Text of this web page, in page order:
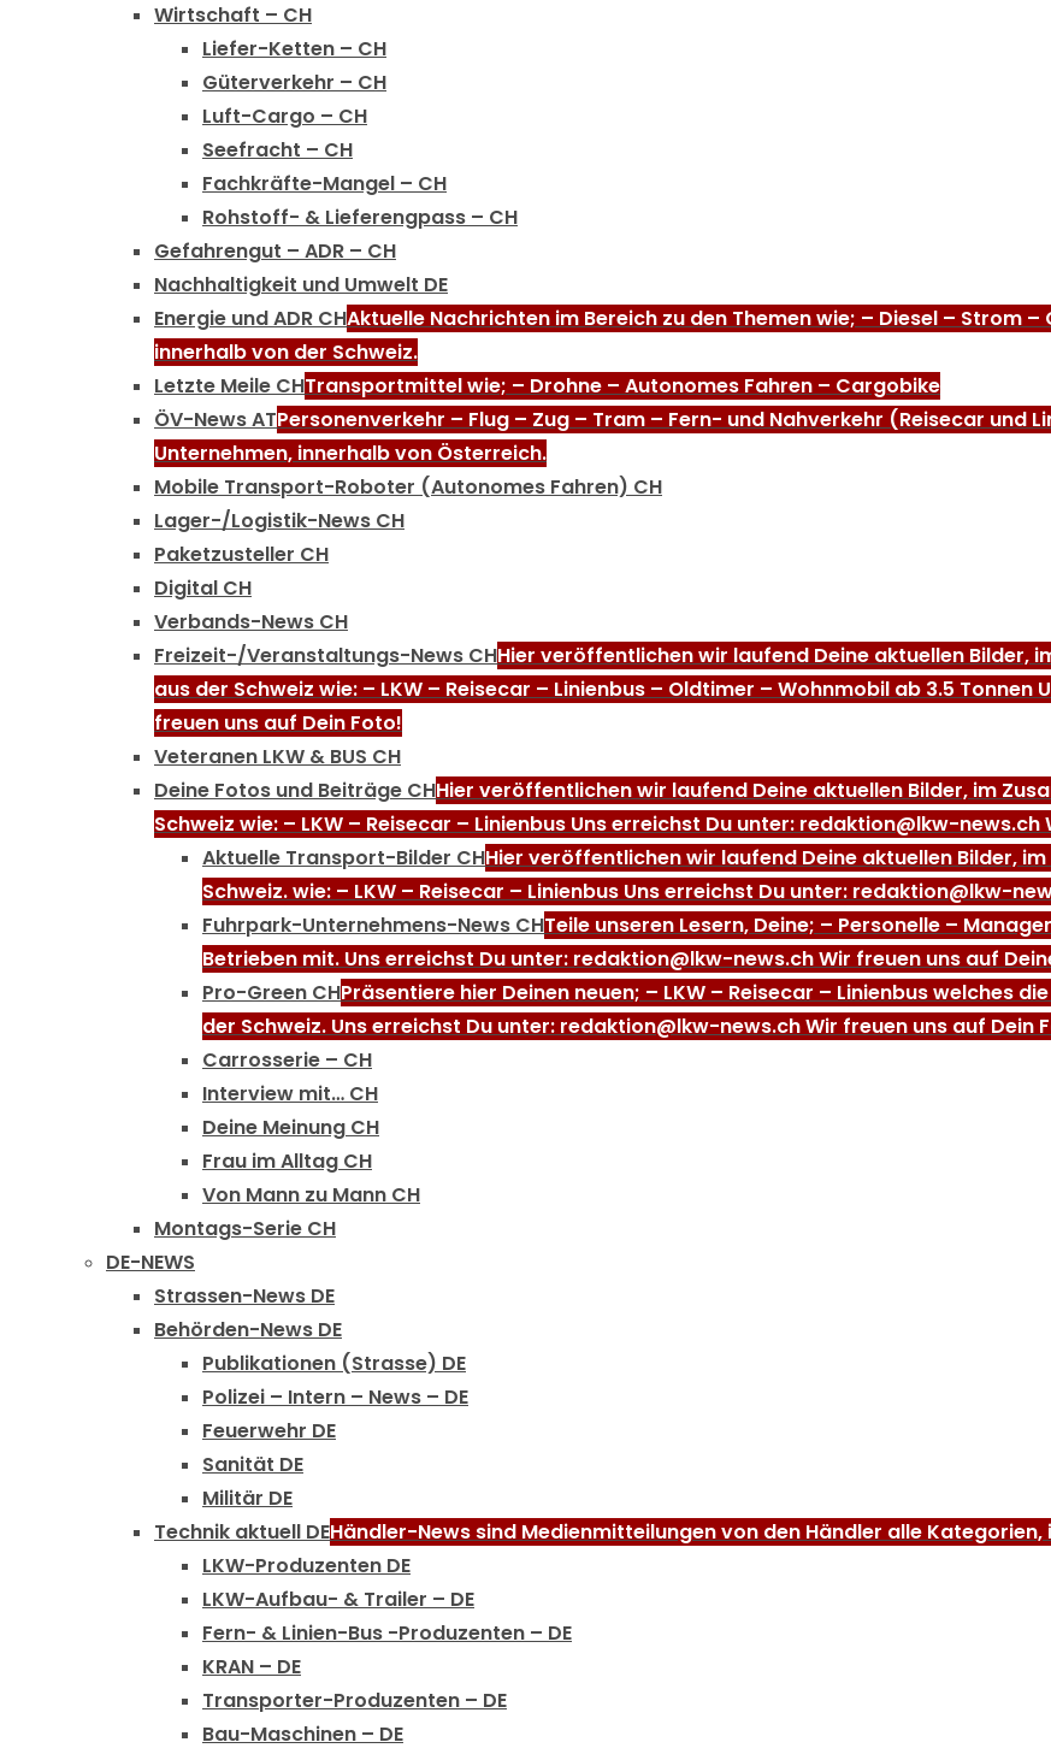
Wirtschaft – CH
Liefer-Ketten – CH
Güterverkehr – CH
Luft-Cargo – CH
Seefracht – CH
Fachkräfte-Mangel – CH
Rohstoff- & Lieferengpass – CH
Gefahrengut – ADR – CH
Nachhaltigkeit und Umwelt DE
Energie und ADR CHAktuelle Nachrichten im Bereich zu den Themen wie; – Diesel – Strom
innerhalb von der Schweiz.
Letzte Meile CHTransportmittel wie; – Drohne – Autonomes Fahren – Cargobike
ÖV-News ATPersonenverkehr – Flug – Zug – Tram – Fern- und Nahverkehr (Reisecar
Unternehmen, innerhalb von Österreich.
Mobile Transport-Roboter (Autonomes Fahren) CH
Lager-/Logistik-News CH
Paketzusteller CH
Digital CH
Verbands-News CH
Freizeit-/Veranstaltungs-News CHHier veröffentlichen wir laufend Deine aktuellen Bilder,
aus der Schweiz wie: – LKW – Reisecar – Linienbus – Oldtimer – Wohnmobil ab 3.5
freuen uns auf Dein Foto!
Veteranen LKW & BUS CH
Deine Fotos und Beiträge CHHier veröffentlichen wir laufend Deine aktuellen Bilder, im
Schweiz wie: – LKW – Reisecar – Linienbus Uns erreichst Du unter: redaktion@lkw-
Aktuelle Transport-Bilder CHHier veröffentlichen wir laufend Deine aktuellen Bilder,
Schweiz. wie: – LKW – Reisecar – Linienbus Uns erreichst Du unter: redaktion@lkw-
Fuhrpark-Unternehmens-News CHTeile unseren Lesern, Deine; – Personelle –
Betrieben mit. Uns erreichst Du unter: redaktion@lkw-news.ch Wir freuen uns auf
Pro-Green CHPräsentiere hier Deinen neuen; – LKW – Reisecar – Linienbus welches
der Schweiz. Uns erreichst Du unter: redaktion@lkw-news.ch Wir freuen uns auf Dein
Carrosserie – CH
Interview mit… CH
Deine Meinung CH
Frau im Alltag CH
Von Mann zu Mann CH
Montags-Serie CH
DE-NEWS
Strassen-News DE
Behörden-News DE
Publikationen (Strasse) DE
Polizei – Intern – News – DE
Feuerwehr DE
Sanität DE
Militär DE
Technik aktuell DEHändler-News sind Medienmitteilungen von den Händler alle
LKW-Produzenten DE
LKW-Aufbau- & Trailer – DE
Fern- & Linien-Bus -Produzenten – DE
KRAN – DE
Transporter-Produzenten – DE
Bau-Maschinen – DE